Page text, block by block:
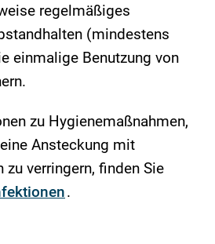
regelmäßiges
(mindestens
einmalige Benutzung von
zu Hygienemaßnahmen,
Ansteckung mit
zu verringern, finden Sie
.